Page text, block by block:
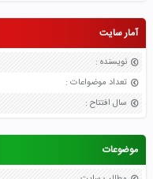
آمار سایت
نویسنده :
تعداد موضواعات :
سال افتتاح :
موضوعات